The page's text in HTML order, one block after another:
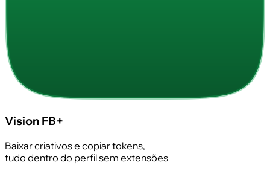
Vision FB+
Baixar criativos e copiar tokens,
tudo dentro do perfil sem extensões